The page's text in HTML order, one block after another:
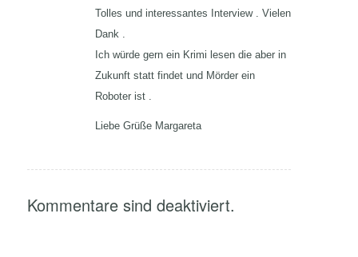
Tolles und interessantes Interview . Vielen
Dank .
Ich würde gern ein Krimi lesen die aber in
Zukunft statt findet und Mörder ein
Roboter ist .
Liebe Grüße Margareta
Kommentare sind deaktiviert.